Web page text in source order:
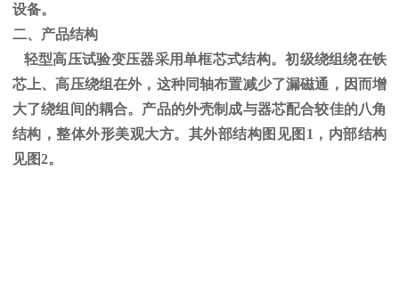
设备。
二、产品结构
轻型高压试验变压器采用单框芯式结构。初级绕组绕在铁
芯上、高压绕组在外，这种同轴布置减少了漏磁通，因而增
大了绕组间的耦合。产品的外壳制成与器芯配合较佳的八角
结构，整体外形美观大方。其外部结构图见图 1 ，内部结构
见图2。